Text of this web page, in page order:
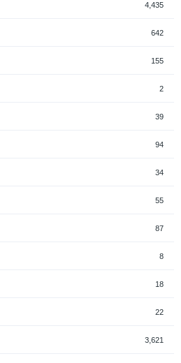
4,435
642
155
2
39
94
34
55
87
8
18
22
3,621